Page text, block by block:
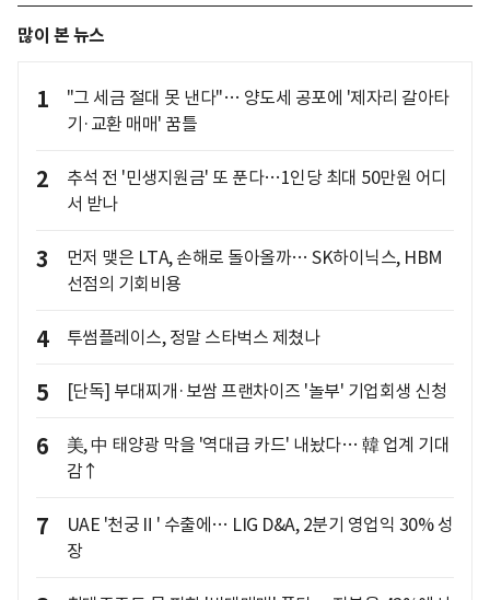
많이 본 뉴스
1
"그 세금 절대 못 낸다"… 양도세 공포에 '제자리 갈아타
기·교환 매매' 꿈틀
2
추석 전 '민생지원금' 또 푼다…1인당 최대 50만원 어디
서 받나
3
먼저 맺은 LTA, 손해로 돌아올까… SK하이닉스, HBM
선점의 기회비용
4 투썸플레이스, 정말 스타벅스 제쳤나
5 [단독] 부대찌개·보쌈 프랜차이즈 '놀부' 기업회생 신청
6
美, 中 태양광 막을 '역대급 카드' 내놨다… 韓 업계 기대
감↑
7
UAE '천궁Ⅱ' 수출에… LIG D&A, 2분기 영업익 30% 성
장